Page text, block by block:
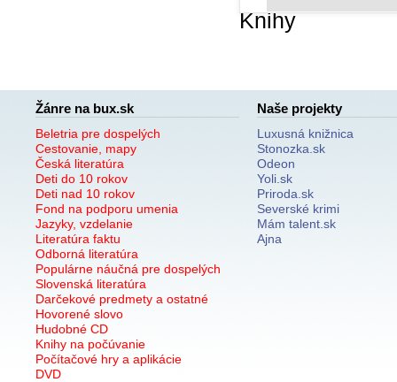
Knihy
Žánre na bux.sk
Beletria pre dospelých
Cestovanie, mapy
Česká literatúra
Deti do 10 rokov
Deti nad 10 rokov
Fond na podporu umenia
Jazyky, vzdelanie
Literatúra faktu
Odborná literatúra
Populárne náučná pre dospelých
Slovenská literatúra
Darčekové predmety a ostatné
Hovorené slovo
Hudobné CD
Knihy na počúvanie
Počítačové hry a aplikácie
DVD
Naše projekty
Luxusná knižnica
Stonozka.sk
Odeon
Yoli.sk
Priroda.sk
Severské krimi
Mám talent.sk
Ajna